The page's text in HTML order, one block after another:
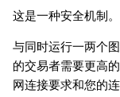
这是一种安全机制
与同时运行一两个
的交易者需要更高
网连接要求和您的连